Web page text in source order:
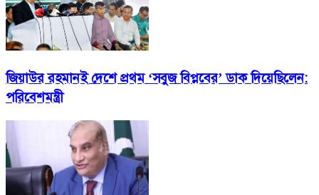
জিয়াউর রহমানই দেশে প্রথম ‘সবুজ বিপ্লবের’ ডাক দিয়েছিলেন:
পরিবেশমন্ত্রী